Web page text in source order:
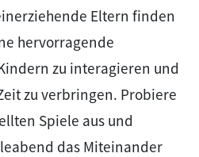
Eltern finden
hervorragende
zu interagieren und
zu verbringen. Probiere
Spiele aus und
das Miteinander